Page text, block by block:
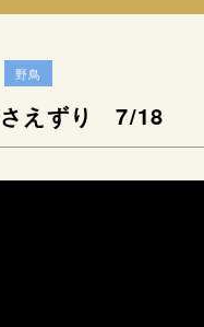
野鳥
さえずり 7/18